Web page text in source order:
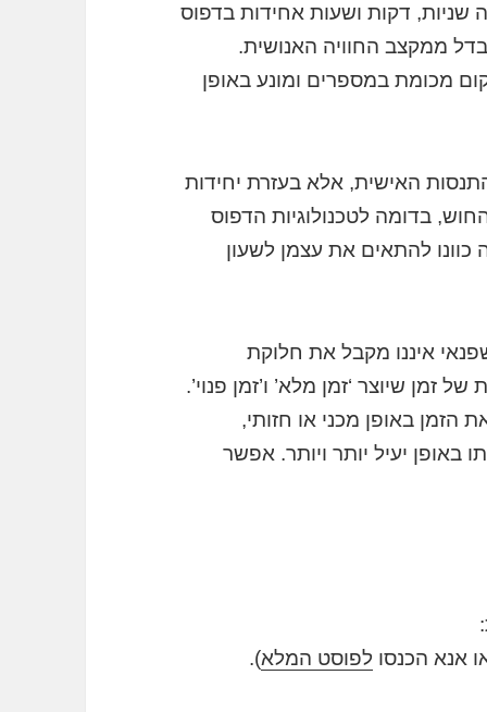
שניות, דקות ושעות אחידות בדפוס
ממקצב החוויה האנושית.
מכומת במספרים ומונע באופן
האישית, אלא בעזרת יחידות
בדומה לטכנולוגיות הדפוס
להתאים את עצמן לשעון
איננו מקבל את חלוקת
זמן שיוצר ‘זמן מלא’ ו’זמן פנוי’.
באופן מכני או חזותי,
באופן יעיל יותר ויותר. אפשר
לפוסט המלא).